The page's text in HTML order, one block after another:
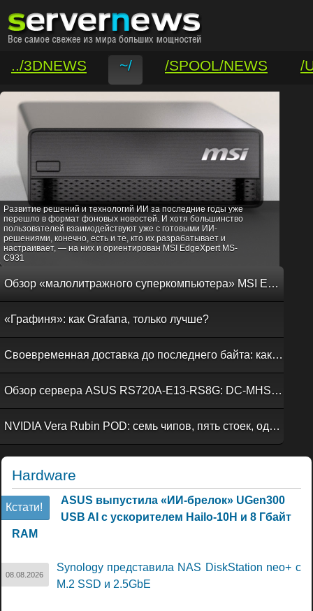
../3DNEWS ~/ /SPOOL/NEWS
/
/VAR/CONTACT
Развитие решений и технологий ИИ за последние годы уже
перешло в формат фоновых новостей. И хотя большинство
пользователей взаимодействуют уже с готовыми ИИ-
решениями, конечно, есть и те, кто их разрабатывает и
настраивает, — на них и ориентирован MSI EdgeXpert MS-
C931
Обзор «малолитражного суперкомпьютера» MSI EdgeXpert MS-C931
«Графиня»: как Grafana, только лучше?
Своевременная доставка до последнего байта: как российская сеть Curator CDN совмещает скорость, безопасность и гибкость управления
Обзор сервера ASUS RS720A-E13-RS8G: DC-MHS во всей красе
NVIDIA Vera Rubin POD: семь чипов, пять стоек, один ИИ-суперкомпьютер
Hardware
Кстати!
ASUS выпустила «ИИ-брелок» UGen300
USB AI с ускорителем Hailo-10H и 8 Гбайт
RAM
08.08.2026
Synology представила NAS DiskStation neo+ с
M.2 SSD и 2.5GbE